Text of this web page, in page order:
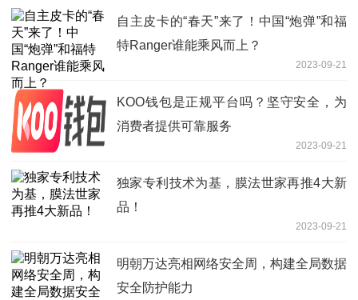
自主皮卡的“春天”来了！中国“炮弹”和福
特Ranger谁能乘风而上？
2023-09-21
KOO钱包是正规平台吗？坚守安全，为
消费者提供可靠服务
2023-09-21
独家专利技术为基，膜法世家再推4大新
品！
2023-09-21
明朝万达亮相网络安全周，构建全局数据
安全防护能力